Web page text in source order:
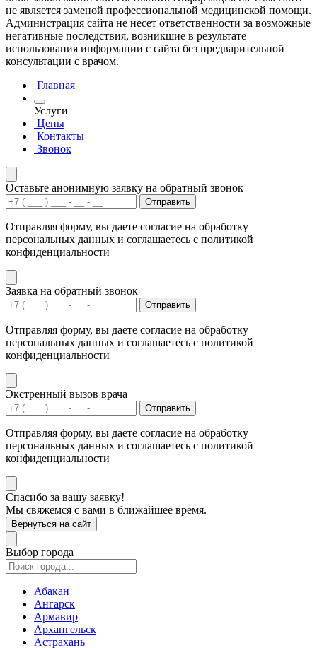
не является заменой профессиональной медицинской помощи.
Администрация сайта не несет ответственности за возможные
негативные последствия, возникшие в результате
использования информации с сайта без предварительной
консультации с врачом.
Главная
Услуги
Цены
Контакты
Звонок
Оставьте анонимную заявку на обратный звонок
Отправить
Отправляя форму, вы даете согласие на обработку
персональных данных и соглашаетесь с политикой
конфиденциальности
Заявка на обратный звонок
Отправить
Отправляя форму, вы даете согласие на обработку
персональных данных и соглашаетесь с политикой
конфиденциальности
Экстренный вызов врача
Отправить
Отправляя форму, вы даете согласие на обработку
персональных данных и соглашаетесь с политикой
конфиденциальности
Спасибо за вашу заявку!
Мы свяжемся с вами в ближайшее время.
Вернуться на сайт
Выбор города
Абакан
Ангарск
Армавир
Архангельск
Астрахань